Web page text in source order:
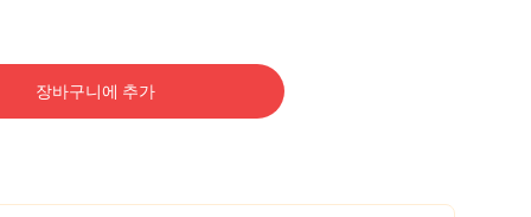
장바구니에 추가